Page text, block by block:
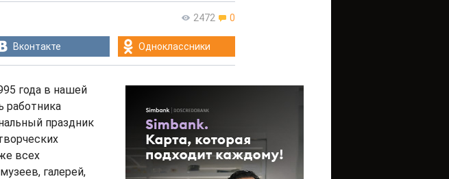
2472 0
Вконтакте Одноклассники
года в нашей
работника
праздник
всех
галерей,